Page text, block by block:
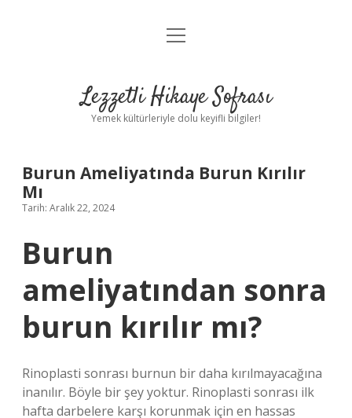
Anasayfa
Yasal Uyarı
menüyü
Lezzetli Hikaye Sofrası
Yemek kültürleriyle dolu keyifli bilgiler!
Burun Ameliyatında Burun Kırılır
Mı
Tarih: Aralık 22, 2024
Burun
ameliyatından sonra
burun kırılır mı?
Rinoplasti sonrası burnun bir daha kırılmayacağına
inanılır. Böyle bir şey yoktur. Rinoplasti sonrası ilk
hafta darbelere karşı korunmak için en hassas